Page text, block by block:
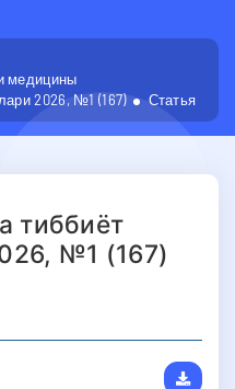
медицины
2026, №1 (167)
Статья
тиббиёт
№1 (167)